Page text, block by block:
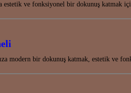
estetik ve fonksiyonel bir dokunuş
modern bir dokunuş katmak, estetik ve